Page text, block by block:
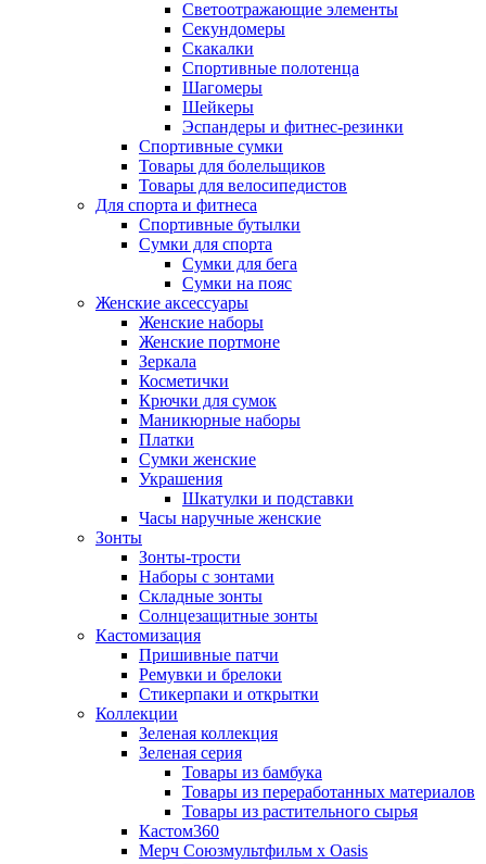
Светоотражающие элементы
Секундомеры
Скакалки
Спортивные полотенца
Шагомеры
Шейкеры
Эспандеры и фитнес-резинки
Спортивные сумки
Товары для болельщиков
Товары для велосипедистов
Для спорта и фитнеса
Спортивные бутылки
Сумки для спорта
Сумки для бега
Сумки на пояс
Женские аксессуары
Женские наборы
Женские портмоне
Зеркала
Косметички
Крючки для сумок
Маникюрные наборы
Платки
Сумки женские
Украшения
Шкатулки и подставки
Часы наручные женские
Зонты
Зонты-трости
Наборы с зонтами
Складные зонты
Солнцезащитные зонты
Кастомизация
Пришивные патчи
Ремувки и брелоки
Стикерпаки и открытки
Коллекции
Зеленая коллекция
Зеленая серия
Товары из бамбука
Товары из переработанных материалов
Товары из растительного сырья
Кастом360
Мерч Союзмультфильм х Oasis